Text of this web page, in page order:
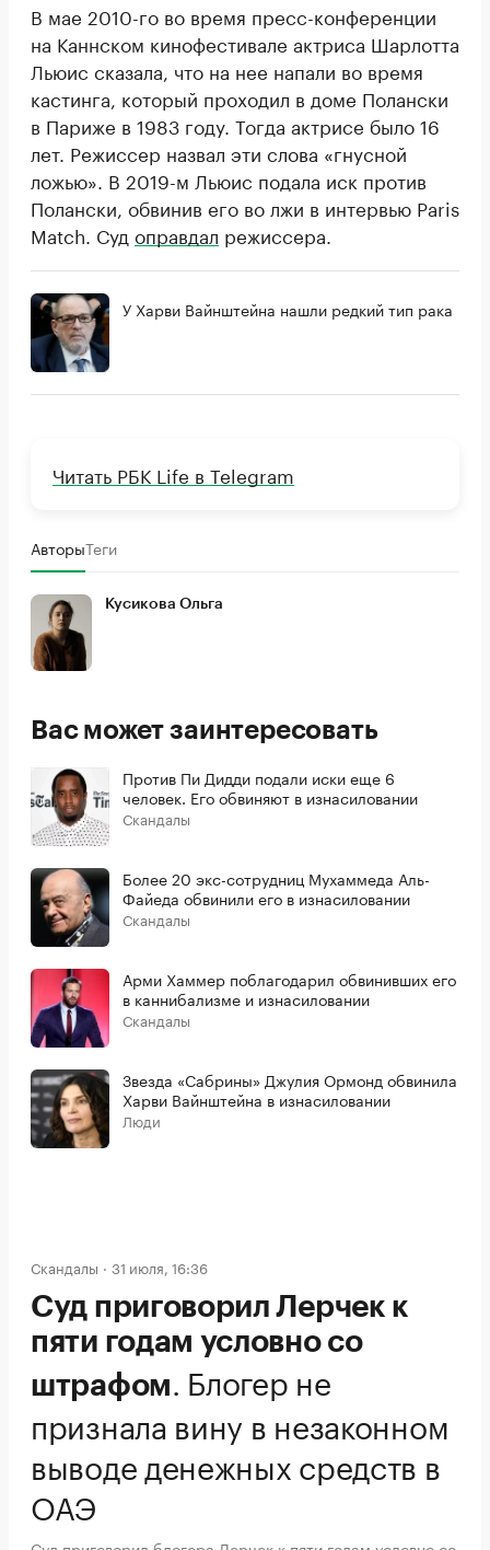
В мае 2010-го во время пресс-конференции
на Каннском кинофестивале актриса Шарлотта
Льюис сказала, что на нее напали во время
кастинга, который проходил в доме Полански
в Париже в 1983 году. Тогда актрисе было 16
лет. Режиссер назвал эти слова «гнусной
ложью». В 2019-м Льюис подала иск против
Полански, обвинив его во лжи в интервью Paris
Match. Суд оправдал режиссера.
У Харви Вайнштейна нашли редкий тип рака
Читать РБК Life в Telegram
АвторыТеги
Кусикова Ольга
Вас может заинтересовать
Против Пи Дидди подали иски еще 6
человек. Его обвиняют в изнасиловании
Скандалы
Более 20 экс-сотрудниц Мухаммеда Аль-
Файеда обвинили его в изнасиловании
Скандалы
Арми Хаммер поблагодарил обвинивших его
в каннибализме и изнасиловании
Скандалы
Звезда «Сабрины» Джулия Ормонд обвинила
Харви Вайнштейна в изнасиловании
Люди
Скандалы 31 июля, 16:36
Суд приговорил Лерчек к
пяти годам условно со
штрафом. Блогер не
признала вину в незаконном
выводе денежных средств в
ОАЭ